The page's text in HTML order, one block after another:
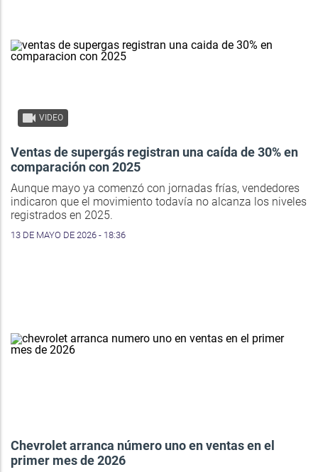
VIDEO
Ventas de supergás registran una caída de 30% en
comparación con 2025
Aunque mayo ya comenzó con jornadas frías, vendedores
indicaron que el movimiento todavía no alcanza los niveles
registrados en 2025.
13 DE MAYO DE 2026 - 18:36
Chevrolet arranca número uno en ventas en el
primer mes de 2026